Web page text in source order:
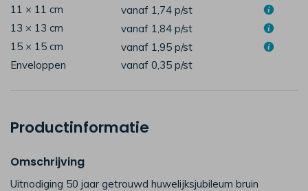
11 × 11 cm
vanaf 1,74 p/st
13 × 13 cm
vanaf 1,84 p/st
15 × 15 cm
vanaf 1,95 p/st
Enveloppen
vanaf 0,35 p/st
Productinformatie
Omschrijving
Uitnodiging 50 jaar getrouwd huwelijksjubileum bruin